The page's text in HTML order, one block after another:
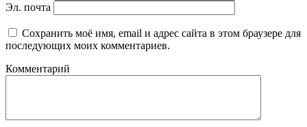
Эл. почта
Сохранить моё имя, email и адрес сайта в этом браузере для
последующих моих комментариев.
Комментарий